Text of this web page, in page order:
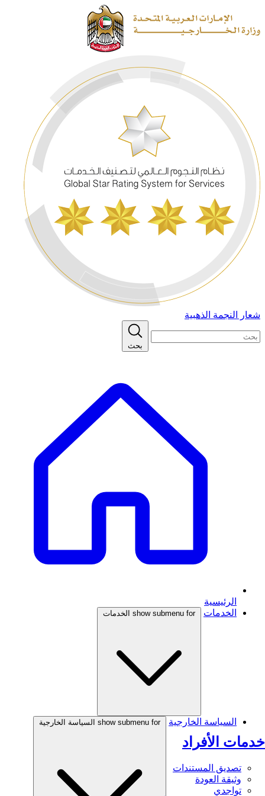
شعار النجمة الذهبية
بحث
الرئيسية
الخدمات
show submenu for الخدمات
خدمات الأفراد
تصديق المستندات
وثيقة العودة
تواجدي
السياسة الخارجية show submenu for السياسة الخارجية